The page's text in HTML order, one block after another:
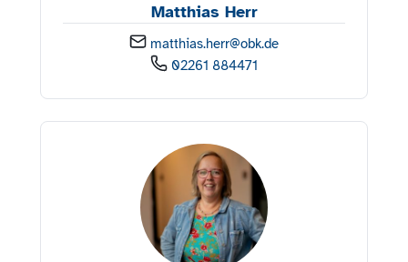
Matthias Herr
matthias.herr@obk.de
02261 884471